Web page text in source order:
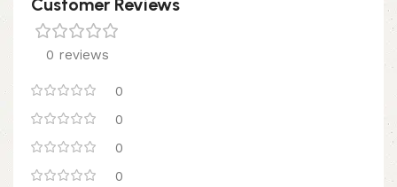
Customer Reviews
0 reviews
0
0
0
0